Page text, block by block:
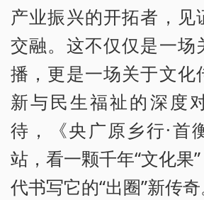
产业振兴的开拓者，见
交融。这不仅仅是一场
播，更是一场关于文化
新与民生福祉的深度
待，《央广原乡行·首
站，看一颗千年“文化果
代书写它的“出圈”新传奇